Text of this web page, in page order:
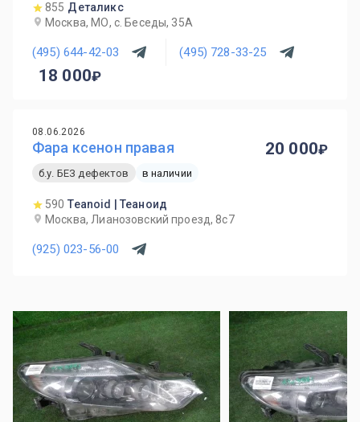
855 Деталикс
Москва, МО, с. Беседы, 35А
(495) 644-42-03 (495) 728-33-25
18 000
08.06.2026
Фара ксенон правая
б.у. БЕЗ дефектов в наличии
590 Teanoid | Теаноид
Москва, Лианозовский проезд, 8с7
(925) 023-56-00
20 000